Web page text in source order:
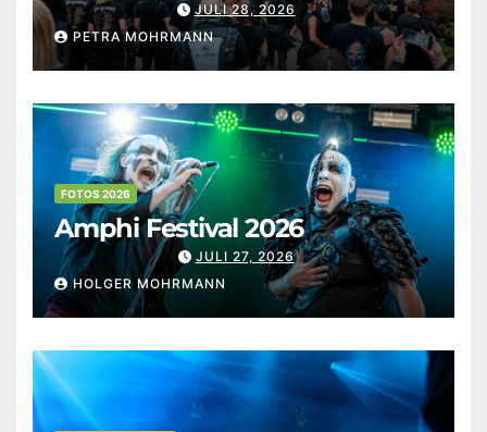
JULI 28, 2026
PETRA MOHRMANN
FOTOS 2026
Amphi Festival 2026
JULI 27, 2026
HOLGER MOHRMANN